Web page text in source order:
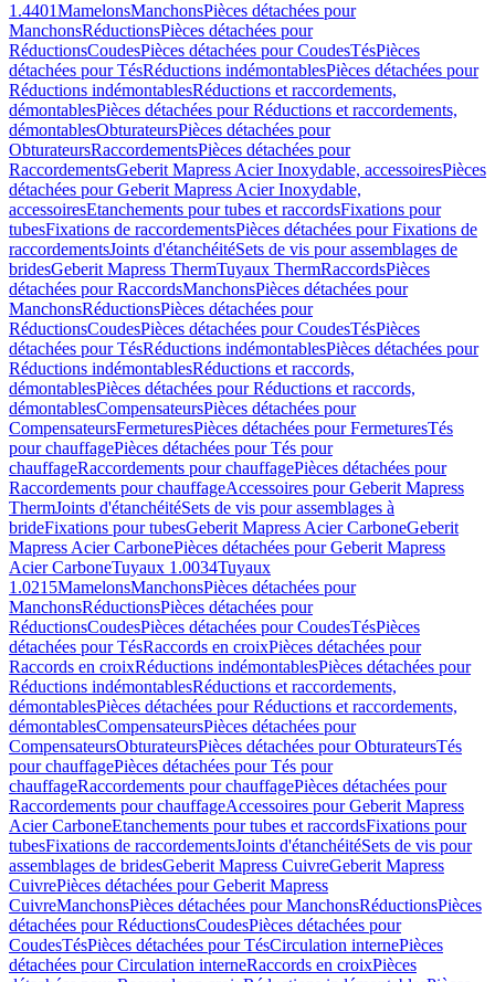
1.4401MamelonsManchonsPièces détachées pour
ManchonsRéductionsPièces détachées pour
RéductionsCoudesPièces détachées pour CoudesTésPièces
détachées pour TésRéductions indémontablesPièces détachées pour
Réductions indémontablesRéductions et raccordements,
démontablesPièces détachées pour Réductions et raccordements,
démontablesObturateursPièces détachées pour
ObturateursRaccordementsPièces détachées pour
RaccordementsGeberit Mapress Acier Inoxydable, accessoiresPièces
détachées pour Geberit Mapress Acier Inoxydable,
accessoiresEtanchements pour tubes et raccordsFixations pour
tubesFixations de raccordementsPièces détachées pour Fixations de
raccordementsJoints d'étanchéitéSets de vis pour assemblages de
bridesGeberit Mapress ThermTuyaux ThermRaccordsPièces
détachées pour RaccordsManchonsPièces détachées pour
ManchonsRéductionsPièces détachées pour
RéductionsCoudesPièces détachées pour CoudesTésPièces
détachées pour TésRéductions indémontablesPièces détachées pour
Réductions indémontablesRéductions et raccords,
démontablesPièces détachées pour Réductions et raccords,
démontablesCompensateursPièces détachées pour
CompensateursFermeturesPièces détachées pour FermeturesTés
pour chauffagePièces détachées pour Tés pour
chauffageRaccordements pour chauffagePièces détachées pour
Raccordements pour chauffageAccessoires pour Geberit Mapress
ThermJoints d'étanchéitéSets de vis pour assemblages à
brideFixations pour tubesGeberit Mapress Acier CarboneGeberit
Mapress Acier CarbonePièces détachées pour Geberit Mapress
Acier CarboneTuyaux 1.0034Tuyaux
1.0215MamelonsManchonsPièces détachées pour
ManchonsRéductionsPièces détachées pour
RéductionsCoudesPièces détachées pour CoudesTésPièces
détachées pour TésRaccords en croixPièces détachées pour
Raccords en croixRéductions indémontablesPièces détachées pour
Réductions indémontablesRéductions et raccordements,
démontablesPièces détachées pour Réductions et raccordements,
démontablesCompensateursPièces détachées pour
CompensateursObturateursPièces détachées pour ObturateursTés
pour chauffagePièces détachées pour Tés pour
chauffageRaccordements pour chauffagePièces détachées pour
Raccordements pour chauffageAccessoires pour Geberit Mapress
Acier CarboneEtanchements pour tubes et raccordsFixations pour
tubesFixations de raccordementsJoints d'étanchéitéSets de vis pour
assemblages de bridesGeberit Mapress CuivreGeberit Mapress
CuivrePièces détachées pour Geberit Mapress
CuivreManchonsPièces détachées pour ManchonsRéductionsPièces
détachées pour RéductionsCoudesPièces détachées pour
CoudesTésPièces détachées pour TésCirculation internePièces
détachées pour Circulation interneRaccords en croixPièces